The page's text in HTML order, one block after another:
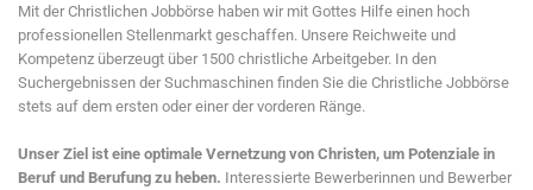
Mit der Christlichen Jobbörse haben wir mit Gottes Hilfe einen hoch
professionellen Stellenmarkt geschaffen. Unsere Reichweite und
Kompetenz überzeugt über 1500 christliche Arbeitgeber. In den
Suchergebnissen der Suchmaschinen finden Sie die Christliche Jobbörse
stets auf dem ersten oder einer der vorderen Ränge.
Unser Ziel ist eine optimale Vernetzung von Christen, um Potenziale in
Beruf und Berufung zu heben. Interessierte Bewerberinnen und Bewerber